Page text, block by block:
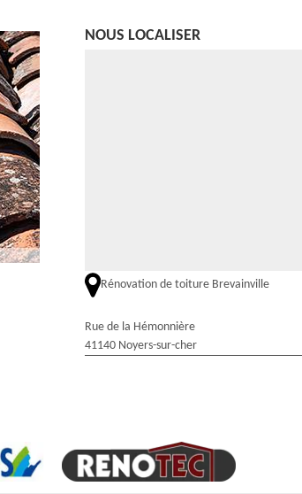
un
NOUS LOCALISER
Rénovation de toiture Brevainville
Rue de la Hémonnière
41140 Noyers-sur-cher